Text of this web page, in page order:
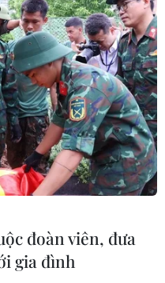
đoàn viên, đưa
gia đình